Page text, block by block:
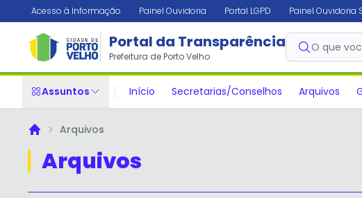
Acesso à Informação Painel Ouvidoria Portal LGPD Painel Ouvidoria
Portal da Transparência
Prefeitura de Porto Velho
O que
Assuntos Início Secretarias/Conselhos Arquivos
PrincipalArquivos
Arquivos
✕